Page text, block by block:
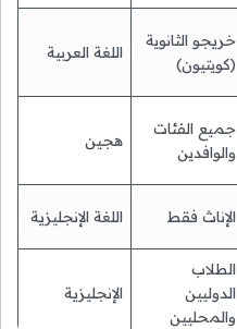
خريجو الثانوية
(كويتيون)
اللغة العربية
جميع الفئات
والوافدين
هجين
الإناث فقط اللغة الإنجليزية
الطلاب
الدوليين
والمحليين
الإنجليزية